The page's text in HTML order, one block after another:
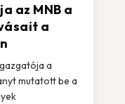
az MNB a
a
a
mutatott be a